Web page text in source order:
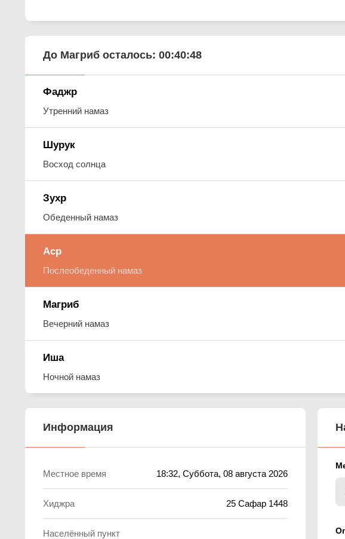
До Магриб осталось: 00:40:47
Фаджр
Утренний намаз
Шурук
Восход солнца
Зухр
Обеденный намаз
Аср
Послеобеденный намаз
Магриб
Вечерний намаз
Иша
Ночной намаз
Информация
Местное время 18:32, Суббота, 08 августа 2026
Хиджра 25 Сафар 1448
Населённый пункт